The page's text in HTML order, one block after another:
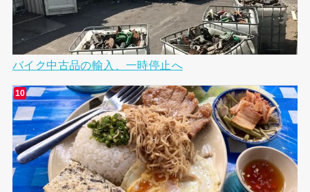
バイク中古品の輸入、一時停止へ